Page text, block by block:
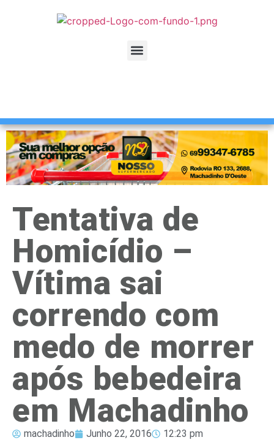
Tentativa de
Homicídio –
Vítima sai
correndo com
medo de morrer
após bebedeira
em Machadinho
machadinho Junho 22, 2016 12:23 pm